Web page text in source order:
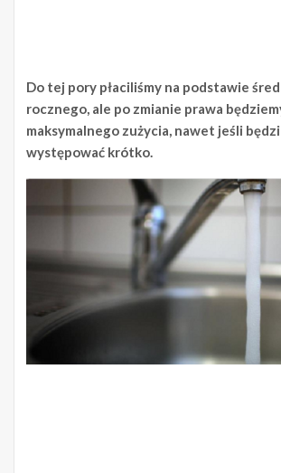
Do tej pory płaciliśmy na podstawie
rocznego, ale po zmianie prawa
maksymalnego zużycia, nawet jeśli
występować krótko.